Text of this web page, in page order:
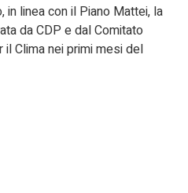
linea con il Piano Mattei, la
da CDP e dal Comitato
Clima nei primi mesi del